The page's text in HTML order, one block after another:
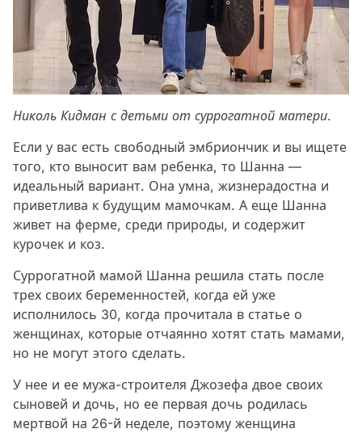
Николь Кидман с детьми от суррогатной матери.
Если у вас есть свободный эмбриончик и вы ищете
того, кто выносит вам ребенка, то Шанна —
идеальный вариант. Она умна, жизнерадостна и
приветлива к будущим мамочкам. А еще Шанна
живет на ферме, среди природы, и содержит
курочек и коз.
Суррогатной мамой Шанна решила стать после
трех своих беременностей, когда ей уже
исполнилось 30, когда прочитала в статье о
женщинах, которые отчаянно хотят стать мамами,
но не могут этого сделать.
У нее и ее мужа-строителя Джозефа двое своих
сыновей и дочь, но ее первая дочь родилась
мертвой на 26-й неделе, поэтому женщина